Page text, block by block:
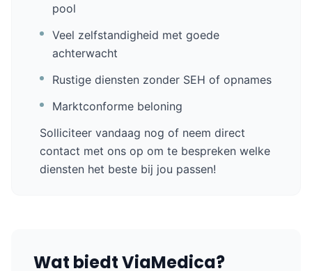
pool
Veel zelfstandigheid met goede
achterwacht
Rustige diensten zonder SEH of opnames
Marktconforme beloning
Solliciteer vandaag nog of neem direct
contact met ons op om te bespreken welke
diensten het beste bij jou passen!
Wat biedt ViaMedica?